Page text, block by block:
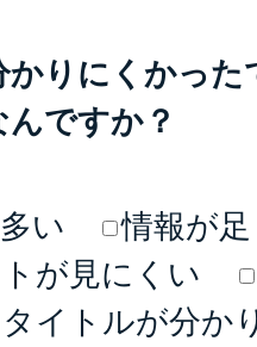
かりにくかっ
ですか？
い
情報が
が見にくい
タイトルが分か